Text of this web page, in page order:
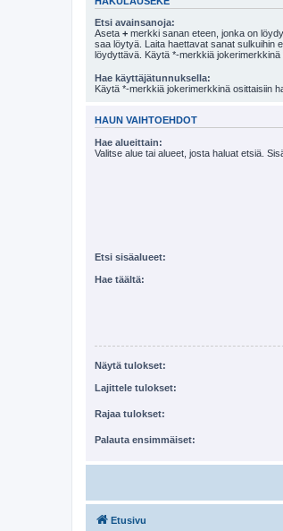
Etsi avainsanoja:
Aseta + merkki sanan eteen, jonka on
saa löytyä. Laita haettavat sanat sulkuihin
löydyttävä. Käytä *-merkkiä jokerimerkkinä
Hae käyttäjätunnuksella:
Käytä *-merkkiä jokerimerkkinä osittaisiin
HAUN VAIHTOEHDOT
Hae alueittain:
Valitse alue tai alueet, josta haluat etsiä.
Etsi sisäalueet:
Hae täältä:
Näytä tulokset:
Lajittele tulokset:
Rajaa tulokset:
Palauta ensimmäiset:
Etusivu